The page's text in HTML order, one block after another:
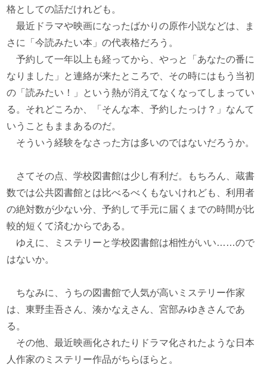
格としての話だけれども。
最近ドラマや映画になったばかりの原作小説などは、ま
さに「今読みたい本」の代表格だろう。
予約して一年以上も経ってから、やっと「あなたの番に
なりました」と連絡が来たところで、その時にはもう当初
の「読みたい！」という熱が消えてなくなってしまってい
る。それどころか、「そんな本、予約したっけ？」なんて
いうこともままあるのだ。
そういう経験をなさった方は多いのではないだろうか。
さてその点、学校図書館は少し有利だ。もちろん、蔵書
数では公共図書館とは比べるべくもないけれども、利用者
の絶対数が少ない分、予約して手元に届くまでの時間が比
較的短くて済むからである。
ゆえに、ミステリーと学校図書館は相性がいい……ので
はないか。
ちなみに、うちの図書館で人気が高いミステリー作家
は、東野圭吾さん、湊かなえさん、宮部みゆきさんであ
る。
その他、最近映画化されたりドラマ化されたような日本
人作家のミステリー作品がちらほらと。